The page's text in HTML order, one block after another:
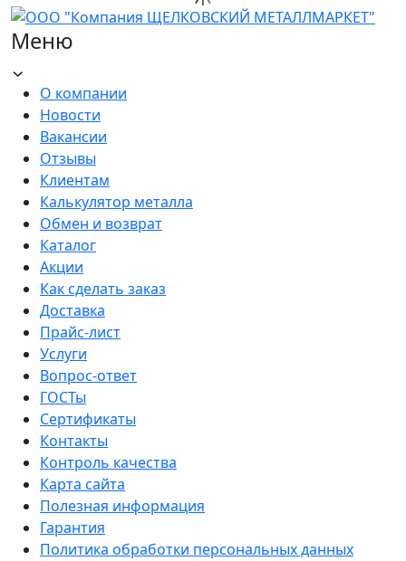
Меню
О компании
Новости
Вакансии
Отзывы
Клиентам
Калькулятор металла
Обмен и возврат
Каталог
Акции
Как сделать заказ
Доставка
Прайс-лист
Услуги
Вопрос-ответ
ГОСТы
Сертификаты
Контакты
Контроль качества
Карта сайта
Полезная информация
Гарантия
Политика обработки персональных данных